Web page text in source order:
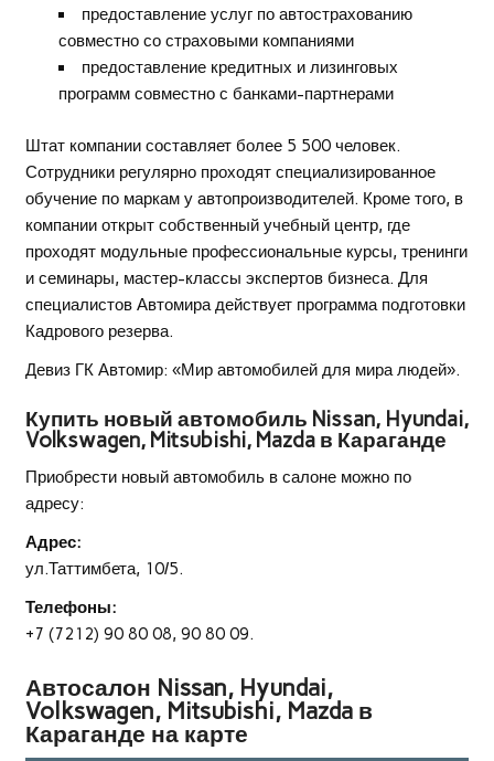
предоставление услуг по автострахованию
совместно со страховыми компаниями
предоставление кредитных и лизинговых
программ совместно с банками-партнерами
Штат компании составляет более 5 500 человек.
Сотрудники регулярно проходят специализированное
обучение по маркам у автопроизводителей. Кроме того, в
компании открыт собственный учебный центр, где
проходят модульные профессиональные курсы, тренинги
и семинары, мастер-классы экспертов бизнеса. Для
специалистов Автомира действует программа подготовки
Кадрового резерва.
Девиз ГК Автомир: «Мир автомобилей для мира людей».
Купить новый автомобиль Nissan, Hyundai,
Volkswagen, Mitsubishi, Mazda в Караганде
Приобрести новый автомобиль в салоне можно по
адресу:
Адрес:
ул.Таттимбета, 10/5.
Телефоны:
+7 (7212) 90 80 08, 90 80 09.
Автосалон Nissan, Hyundai,
Volkswagen, Mitsubishi, Mazda в
Караганде на карте